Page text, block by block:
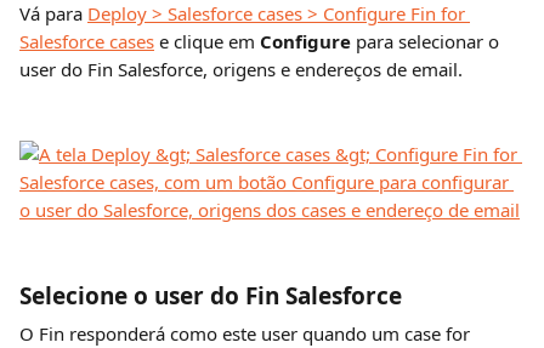
Vá para Deploy > Salesforce cases > Configure Fin for
Salesforce cases e clique em Configure para selecionar o
user do Fin Salesforce, origens e endereços de email.
Selecione o user do Fin Salesforce
O Fin responderá como este user quando um case for